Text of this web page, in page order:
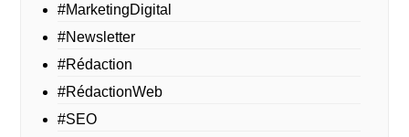
#MarketingDigital
#Newsletter
#Rédaction
#RédactionWeb
#SEO